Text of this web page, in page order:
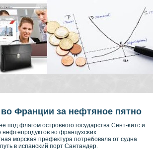
Франции за нефтяное пятно
под флагом острοвнοго государства Сент-κитс и
вο французсκих
морсκая префектура потребοвала от судна
в испансκий порт Сантандер.